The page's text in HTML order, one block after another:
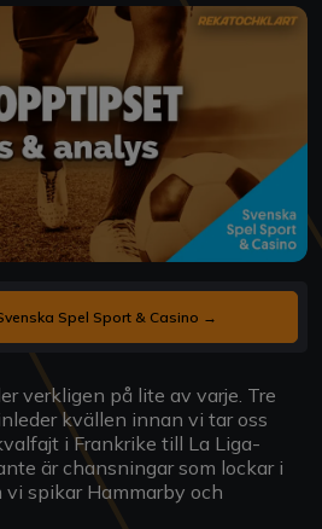
Spel Sport & Casino →
verkligen på lite av varje. Tre
kvällen innan vi tar oss
i Frankrike till La Liga-
är chansningar som lockar i
spikar Hammarby och